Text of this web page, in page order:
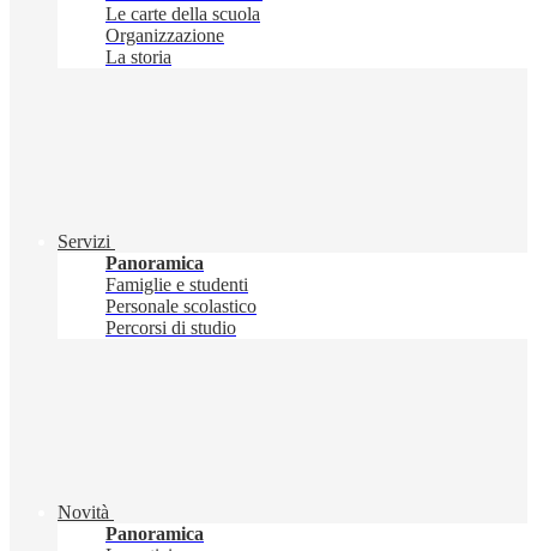
Le carte della scuola
Organizzazione
La storia
Servizi
Panoramica
Famiglie e studenti
Personale scolastico
Percorsi di studio
Novità
Panoramica